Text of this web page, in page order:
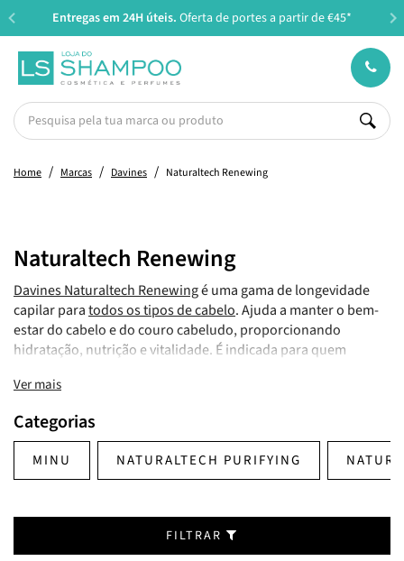
Entregas em 24H úteis. Oferta de portes a partir de €45*
Home Marcas Davines Naturaltech Renewing
Naturaltech Renewing
Davines Naturaltech Renewingé uma gama de longevidade
capilar paratodos os tipos de cabelo. Ajuda a manter o bem-
estar do cabelo e do couro cabeludo, proporcionando
hidratação, nutrição e vitalidade. É indicada para quem
de cuidar da fibra e da raiz ao mesmo tempo. Pode ser
integrada em rotinas de manutenção, especialmente quando
o objetivo é preservar a beleza natural do cabelo, melhorar o
saudável.
Ver mais
Categorias
MINU NATURALTECH PURIFYING
FILTRAR